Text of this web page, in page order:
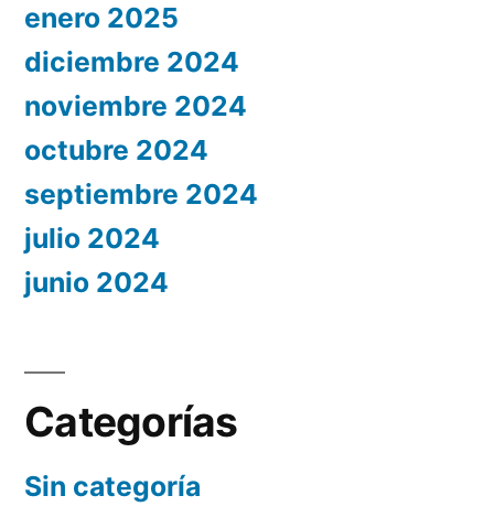
enero 2025
diciembre 2024
noviembre 2024
octubre 2024
septiembre 2024
julio 2024
junio 2024
Categorías
Sin categoría